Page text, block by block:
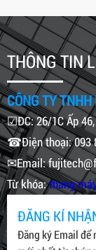
THÔNG TIN
CÔNG TY
☑ĐC: 26/1C Ấp 46,
☎Điện thoại: 093
✉Email:
Từ khóa:thang
ĐĂNG KÍ
Đăng ký Email